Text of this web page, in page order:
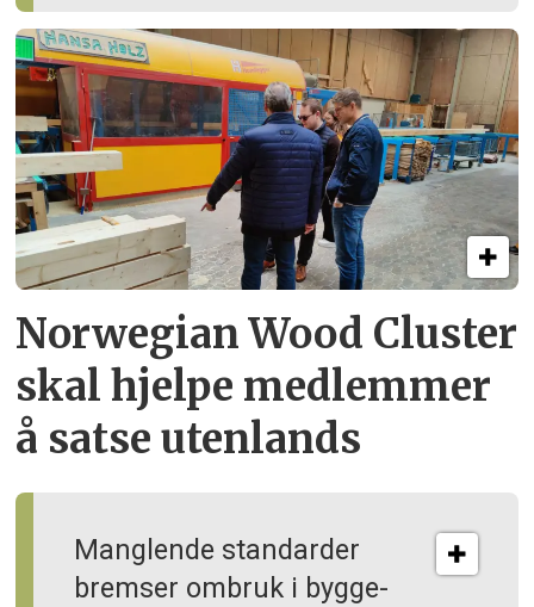
Norwegian Wood Cluster
skal hjelpe medlemmer
å satse utenlands
Manglende standarder
bremser ombruk i bygge­